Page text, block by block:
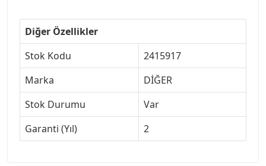
Diğer Özellikler
Stok Kodu
2415917
Marka
DİĞER
Stok Durumu
Var
Garanti (Yıl)
2